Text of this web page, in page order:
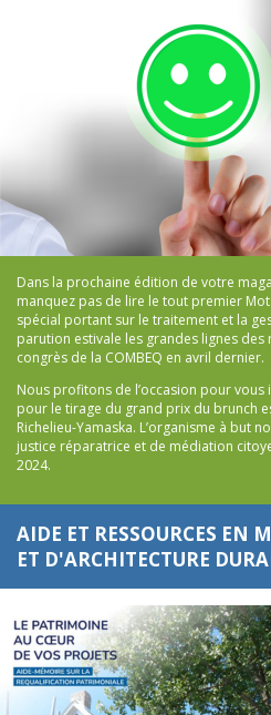
Dans la prochaine édition de votre
manquez pas de lire le tout premier
spécial portant sur le traitement et la
parution estivale les grandes lignes
congrès de la COMBEQ en avril dernier.
Nous profitons de l’occasion pour
pour le tirage du grand prix du brunch
Richelieu-Yamaska. L’organisme à but
justice réparatrice et de médiation
2024.
AIDE ET RESSOURCES EN
ET D'ARCHITECTURE